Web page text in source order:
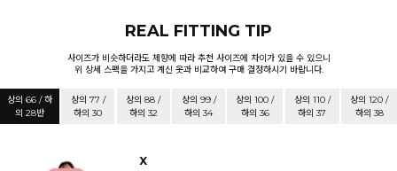
REAL FITTING TIP
사이즈가 비슷하더라도 체향에 따라 추천 사이즈에 차이가 있을 수 있으니
위 상세 스펙을 가지고 계신 옷과 비교하여 구매 결정하시기 바랍니다.
상의 66 / 하
의 28반
상의 77 /
하의 30
상의 88 /
하의 32
상의 99 /
하의 34
상의 100 /
하의 36
상의 110 /
하의 37
상의 120 /
하의 38
X